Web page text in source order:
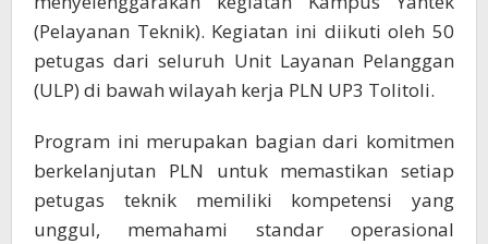
(Pelayanan Teknik). Kegiatan ini diikuti oleh 50
petugas dari seluruh Unit Layanan Pelanggan
(ULP) di bawah wilayah kerja PLN UP3 Tolitoli.
Program ini merupakan bagian dari komitmen
berkelanjutan PLN untuk memastikan setiap
petugas teknik memiliki kompetensi yang
unggul, memahami standar operasional